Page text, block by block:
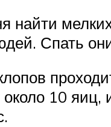
найти
Спать
около 10